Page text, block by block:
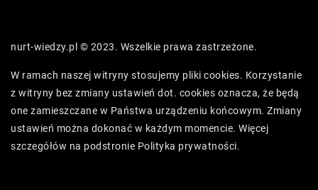
nurt-wiedzy.pl © 2023. Wszelkie prawa zastrzeżone.
W ramach naszej witryny stosujemy pliki cookies. Korzystanie
z witryny bez zmiany ustawień dot. cookies oznacza, że będą
one zamieszczane w Państwa urządzeniu końcowym. Zmiany
ustawień można dokonać w każdym momencie. Więcej
szczegółów na podstronie Polityka prywatności.